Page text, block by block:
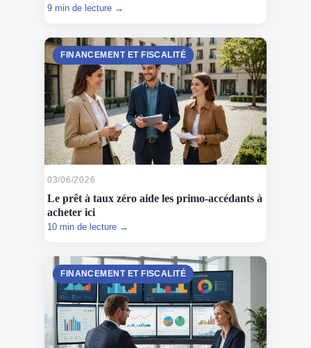
9 min de lecture →
FINANCEMENT ET FISCALITÉ
03/06/2026
Le prêt à taux zéro aide les primo-accédants à
acheter ici
10 min de lecture →
FINANCEMENT ET FISCALITÉ